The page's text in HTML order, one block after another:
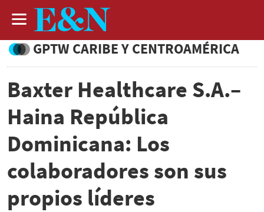
GPTW CARIBE Y CENTROAMÉRICA
Baxter Healthcare S.A.–
Haina República
Dominicana: Los
colaboradores son sus
propios líderes